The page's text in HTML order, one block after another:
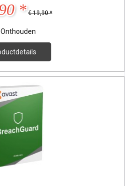
* € 19,90 *
Onthouden